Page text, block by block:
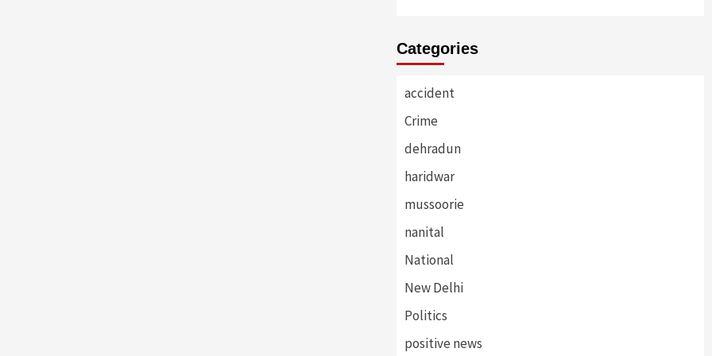
Categories
accident
Crime
dehradun
haridwar
mussoorie
nanital
National
New Delhi
Politics
positive news